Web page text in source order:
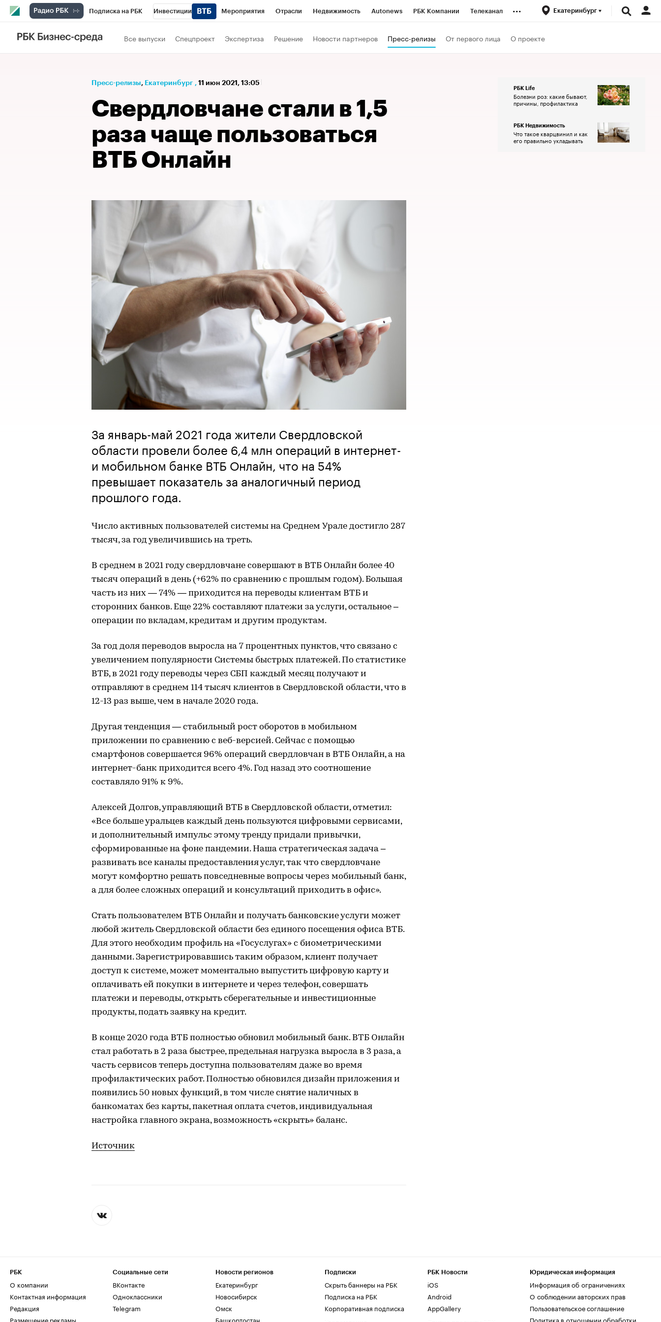
Подписка на РБК Инвестиции Мероприятия Отрасли Недвижимость Autonews РБК Компании Телеканал
РБК Вино
Проверка контрагентов Технологии и медиа Финансы
... Екатеринбург
Все выпуски Спецпроект Экспертиза Решение Новости партнеров Пресс-релизы От первого лица О проекте
Пресс-релизы⁠, Екатеринбург , 11 июн 2021, 13:05
Свердловчане стали в 1,5
раза чаще пользоваться
ВТБ Онлайн
За январь-май 2021 года жители Свердловской
области провели более 6,4 млн операций в интернет-
и мобильном банке ВТБ Онлайн, что на 54%
превышает показатель за аналогичный период
прошлого года.
Число активных пользователей системы на Среднем Урале достигло 287
тысяч, за год увеличившись на треть.
В среднем в 2021 году свердловчане совершают в ВТБ Онлайн более 40
тысяч операций в день (+62% по сравнению с прошлым годом). Большая
часть из них — 74% — приходится на переводы клиентам ВТБ и
сторонних банков. Еще 22% составляют платежи за услуги, остальное –
операции по вкладам, кредитам и другим продуктам.
За год доля переводов выросла на 7 процентных пунктов, что связано с
увеличением популярности Системы быстрых платежей. По статистике
ВТБ, в 2021 году переводы через СБП каждый месяц получают и
отправляют в среднем 114 тысяч клиентов в Свердловской области, что в
12-13 раз выше, чем в начале 2020 года.
Другая тенденция — стабильный рост оборотов в мобильном
приложении по сравнению с веб-версией. Сейчас с помощью
смартфонов совершается 96% операций свердловчан в ВТБ Онлайн, а на
интернет-банк приходится всего 4%. Год назад это соотношение
составляло 91% к 9%.
Алексей Долгов, управляющий ВТБ в Свердловской области, отметил:
«Все больше уральцев каждый день пользуются цифровыми сервисами,
и дополнительный импульс этому тренду придали привычки,
сформированные на фоне пандемии. Наша стратегическая задача –
развивать все каналы предоставления услуг, так что свердловчане
могут комфортно решать повседневные вопросы через мобильный банк,
а для более сложных операций и консультаций приходить в офис».
Стать пользователем ВТБ Онлайн и получать банковские услуги может
любой житель Свердловской области без единого посещения офиса ВТБ.
Для этого необходим профиль на «Госуслугах» с биометрическими
данными. Зарегистрировавшись таким образом, клиент получает
доступ к системе, может моментально выпустить цифровую карту и
оплачивать ей покупки в интернете и через телефон, совершать
платежи и переводы, открыть сберегательные и инвестиционные
продукты, подать заявку на кредит.
В конце 2020 года ВТБ полностью обновил мобильный банк. ВТБ Онлайн
стал работать в 2 раза быстрее, предельная нагрузка выросла в 3 раза, а
часть сервисов теперь доступна пользователям даже во время
профилактических работ. Полностью обновился дизайн приложения и
появились 50 новых функций, в том числе снятие наличных в
банкоматах без карты, пакетная оплата счетов, индивидуальная
настройка главного экрана, возможность «скрыть» баланс.
Источник
РБК Life
Болезни роз: какие бывают,
причины, профилактика
РБК Недвижимость
Что такое кварцвинил и как
его правильно укладывать
РБК
О компании
Контактная информация
Редакция
Размещение рекламы
Социальные сети
ВКонтакте
Одноклассники
Telegram
Новости регионов
Екатеринбург
Новосибирск
Омск
Башкортостан
Подписки
Скрыть баннеры на РБК
Подписка на РБК
Корпоративная подписка
РБК Новости
iOS
Android
AppGallery
Юридическая информация
Информация об ограничениях
О соблюдении авторских прав
Пользовательское соглашение
Политика в отношении обработки